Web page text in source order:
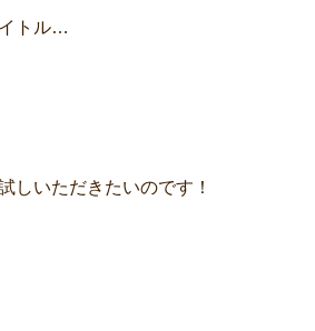
トル…
しいただきたいのです！